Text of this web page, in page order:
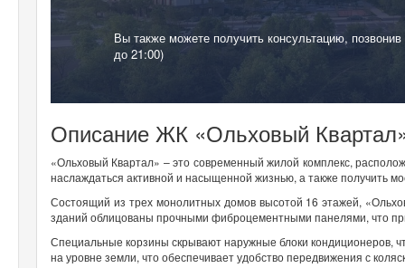
Вы также можете получить консультацию,
до 21:00)
Описание ЖК «Ольховый
«Ольховый Квартал» – это современный жилой комплекс,
наслаждаться активной и насыщенной жизнью, а также получить
Состоящий из трех монолитных домов высотой 16 этажей,
зданий облицованы прочными фиброцементными панелями, что
Специальные корзины скрывают наружные блоки
на уровне земли, что обеспечивает удобство передвижения с